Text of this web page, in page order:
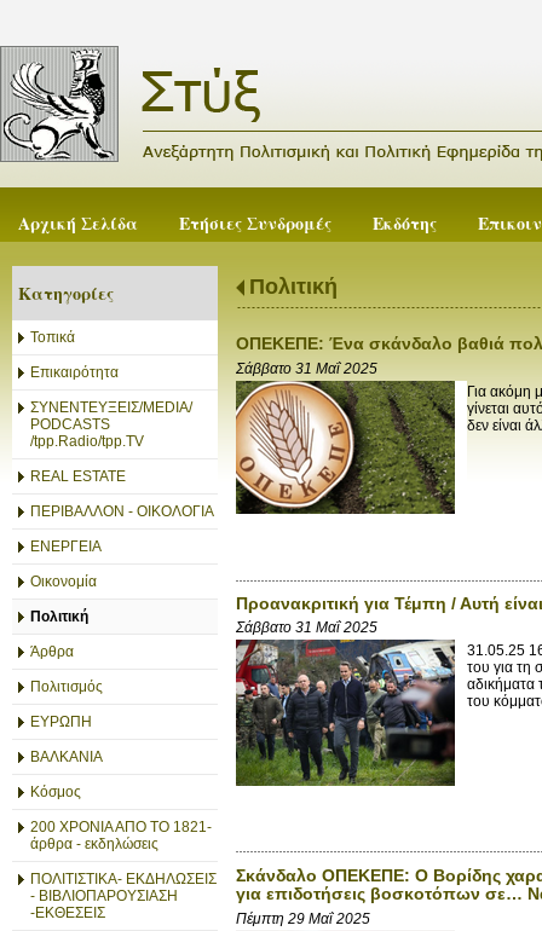
Αρχική Σελίδα Ετήσιες Συνδρομές Εκδότης
Κατηγορίες
Τοπικά
Επικαιρότητα
ΣΥΝΕΝΤΕΥΞΕΙΣ/MEDIA/
PODCASTS
/tpp.Radio/tpp.TV
REAL ESTATE
ΠΕΡΙΒΑΛΛΟΝ - ΟΙΚΟΛΟΓΙΑ
ΕΝΕΡΓΕΙΑ
Οικονομία
Πολιτική
Άρθρα
Πολιτισμός
ΕΥΡΩΠΗ
ΒΑΛΚΑΝΙΑ
Κόσμος
200 ΧΡΟΝΙΑ ΑΠΟ ΤΟ 1821-
άρθρα - εκδηλώσεις
ΠΟΛΙΤΙΣΤΙΚΑ- ΕΚΔΗΛΩΣΕΙΣ
- ΒΙΒΛΙΟΠΑΡΟΥΣΙΑΣΗ
-ΕΚΘΕΣΕΙΣ
Πολιτική
ΟΠΕΚΕΠΕ: Ένα σκάνδαλο βαθιά
Σάββατο 31 Μαΐ 2025
Για ακόμη
γίνεται
δεν είναι
Προανακριτική για Τέμπη / Αυτή
Σάββατο 31 Μαΐ 2025
31.05.25
του για τη
αδικήματα
του
Σκάνδαλο ΟΠΕΚΕΠΕ: Ο Βορίδης
για επιδοτήσεις βοσκοτόπων σε…
Πέμπτη 29 Μαΐ 2025